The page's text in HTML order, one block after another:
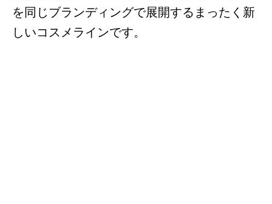
を同じブランディングで展開するまったく新
しいコスメラインです。